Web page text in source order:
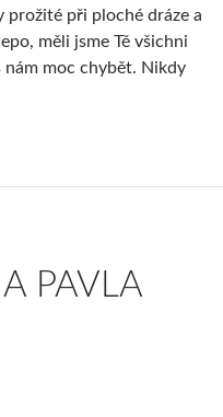
prožité při ploché dráze a
měli jsme Tě všichni
nám moc chybět. Nikdy
PAVLA